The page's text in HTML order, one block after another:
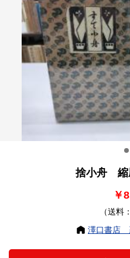
捨小舟 縮
￥
（送料
澤口書店